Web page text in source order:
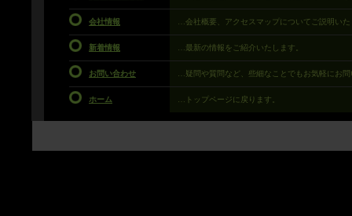
会社情報 …会社概要、アクセスマップについてご説明い
新着情報 …最新の情報をご紹介いたします。
お問い合わせ …疑問や質問など、些細なことでもお気軽にお
ホーム …トップページに戻ります。